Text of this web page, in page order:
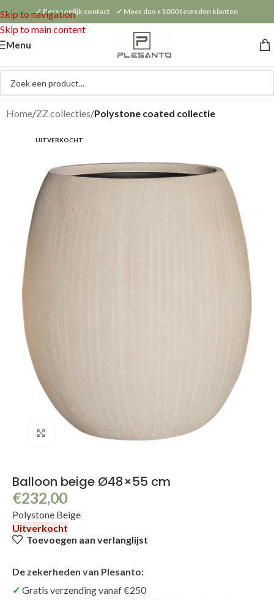
Skip to navigation
Skip to main content
✓ Persoonlijk contact ✓ Meer dan +1000 tevreden klanten
Menu
Home ZZ collecties Polystone coated collectie
UITVERKOCHT
Klik om te vergroten
Balloon beige Ø48×55 cm
€232,00
Polystone Beige
Uitverkocht
Toevoegen aan verlanglijst
De zekerheden van Plesanto:
Gratis verzending vanaf €250